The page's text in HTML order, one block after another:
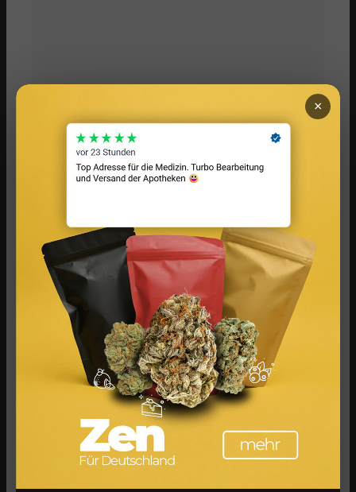
Infused Kitchen bei FIV: Das neue Cannabis-
Kochportal
Cannabis Drinks: Smoothies, Tee, Golden Milk &
Rezepte
×